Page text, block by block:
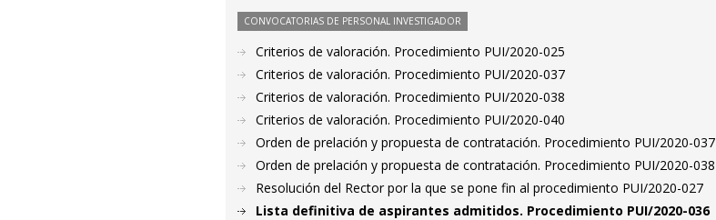
CONVOCATORIAS DE PERSONAL INVESTIGADOR
Criterios de valoración. Procedimiento PUI/2020-025
Criterios de valoración. Procedimiento PUI/2020-037
Criterios de valoración. Procedimiento PUI/2020-038
Criterios de valoración. Procedimiento PUI/2020-040
Orden de prelación y propuesta de contratación. Procedimiento PUI/2020-037
Orden de prelación y propuesta de contratación. Procedimiento PUI/2020-038
Resolución del Rector por la que se pone fin al procedimiento PUI/2020-027
Lista definitiva de aspirantes admitidos. Procedimiento PUI/2020-036